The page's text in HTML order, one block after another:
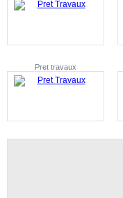
Pret travaux